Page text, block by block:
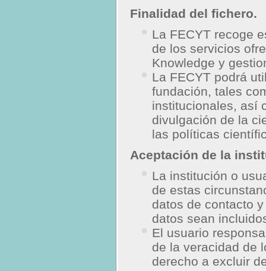
Finalidad del fichero.
La FECYT recoge
de los servicios
Knowledge y
La FECYT podrá
fundación, tales
institucionales, así
divulgación de la
las políticas
Aceptación de la
La institución o
de estas
datos de contacto
datos sean
El usuario
de la veracidad de
derecho a excluir